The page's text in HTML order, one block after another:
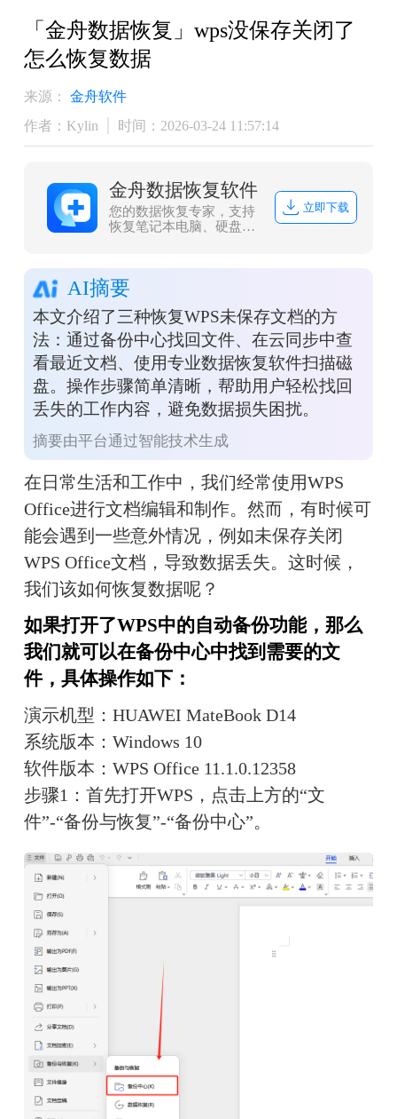
「金舟数据恢复」wps没保存关闭了
怎么恢复数据
来源：
金舟软件
作者：Kylin
时间：2026-03-24 11:57:14
金舟数据恢复软件
您的数据恢复专家，支持
恢复笔记本电脑、硬盘、
件、视频、音频等多种文
件格式的恢复
立即下载
AI摘要
本文介绍了三种恢复WPS未保存文档的方
法：通过备份中心找回文件、在云同步中查
看最近文档、使用专业数据恢复软件扫描磁
盘。操作步骤简单清晰，帮助用户轻松找回
丢失的工作内容，避免数据损失困扰。
摘要由平台通过智能技术生成
在日常生活和工作中，我们经常使用WPS
Office进行文档编辑和制作。然而，有时候可
能会遇到一些意外情况，例如未保存关闭
WPS Office文档，导致数据丢失。这时候，
我们该如何恢复数据呢？
如果打开了WPS中的自动备份功能，那么
我们就可以在备份中心中找到需要的文
件，具体操作如下：
演示机型：HUAWEI MateBook D14
系统版本：Windows 10
软件版本：WPS Office 11.1.0.12358
步骤1：首先打开WPS，点击上方的“文
件”-“备份与恢复”-“备份中心”。